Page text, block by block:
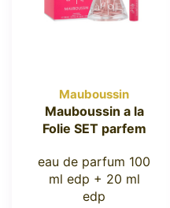
Mauboussin
Mauboussin a la
Folie SET parfem
eau de parfum 100
ml edp + 20 ml
edp